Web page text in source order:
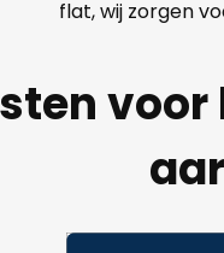
flat, wij zorgen